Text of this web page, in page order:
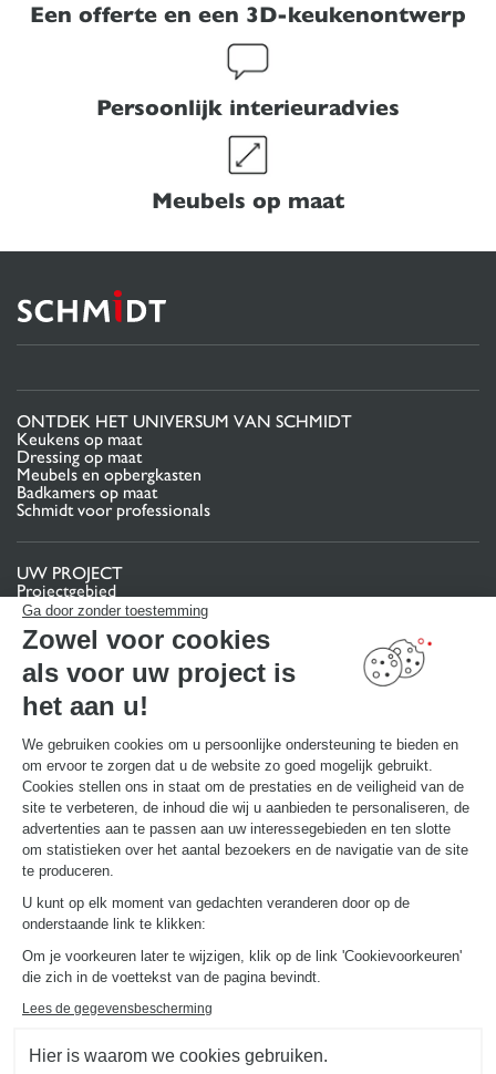
Ga door zonder toestemming
Zowel voor cookies
als voor uw project is
het aan u!
We gebruiken cookies om u persoonlijke ondersteuning te bieden en
om ervoor te zorgen dat u de website zo goed mogelijk gebruikt.
Cookies stellen ons in staat om de prestaties en de veiligheid van de
site te verbeteren, de inhoud die wij u aanbieden te personaliseren, de
advertenties aan te passen aan uw interessegebieden en ten slotte
om statistieken over het aantal bezoekers en de navigatie van de site
te produceren.
U kunt op elk moment van gedachten veranderen door op de
onderstaande link te klikken:
Om je voorkeuren later te wijzigen, klik op de link 'Cookievoorkeuren'
die zich in de voettekst van de pagina bevindt.
Lees de gegevensbescherming
Hier is waarom we cookies gebruiken.
Een offerte en een 3D-keukenontwerp
Persoonlijk interieuradvies
Meubels op maat
ONTDEK HET UNIVERSUM VAN SCHMIDT
Keukens op maat
Dressing op maat
Meubels en opbergkasten
Badkamers op maat
Schmidt voor professionals
UW PROJECT
Projectgebied
Pas uw interieurproject aan uw eigen wensen aan
Contact
Vind uw Winkel
MAAK EEN AFSPRAAK
NUTTIGE LINKS
Promoties
Gids en vergelijking
Download onze catalogus
OVER
Schmidt in de wereld
Onze adviescentra in België